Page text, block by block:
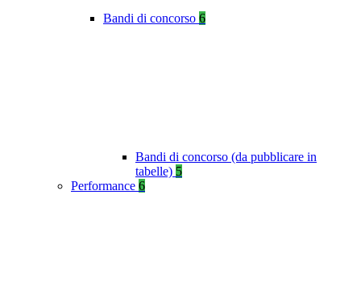
Bandi di concorso 6
Bandi di concorso (da pubblicare in
tabelle) 5
Performance 6